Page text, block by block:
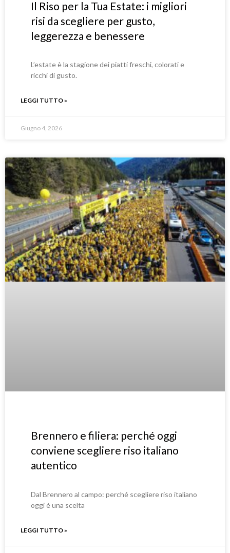
Il Riso per la Tua Estate: i migliori
risi da scegliere per gusto,
leggerezza e benessere
L’estate è la stagione dei piatti freschi, colorati e
ricchi di gusto.
LEGGI TUTTO »
Giugno 4, 2026
Brennero e filiera: perché oggi
conviene scegliere riso italiano
autentico
Dal Brennero al campo: perché scegliere riso italiano
oggi è una scelta
LEGGI TUTTO »